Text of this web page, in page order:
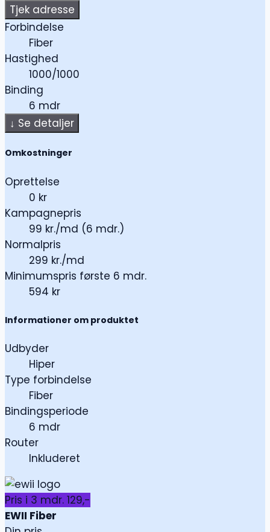
Tjek adresse
Forbindelse
Fiber
Hastighed
1000/1000
Binding
6 mdr
↓ Se detaljer
Omkostninger
Oprettelse
0 kr
Kampagnepris
99 kr./md (6 mdr.)
Normalpris
299 kr./md
Minimumspris første 6 mdr.
594 kr
Informationer om produktet
Udbyder
Hiper
Type forbindelse
Fiber
Bindingsperiode
6 mdr
Router
Inkluderet
Pris i 3 mdr. 129,-
EWII Fiber